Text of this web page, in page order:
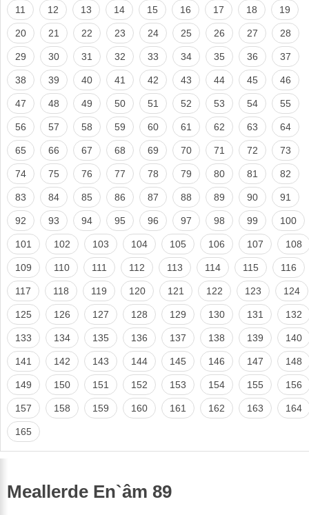
11 12 13 14 15 16 17 18 19
20 21 22 23 24 25 26 27 28
29 30 31 32 33 34 35 36 37
38 39 40 41 42 43 44 45 46
47 48 49 50 51 52 53 54 55
56 57 58 59 60 61 62 63 64
65 66 67 68 69 70 71 72 73
74 75 76 77 78 79 80 81 82
83 84 85 86 87 88 89 90 91
92 93 94 95 96 97 98 99 100
101 102 103 104 105 106 107 108
109 110 111 112 113 114 115 116
117 118 119 120 121 122 123 124
125 126 127 128 129 130 131 132
133 134 135 136 137 138 139 140
141 142 143 144 145 146 147 148
149 150 151 152 153 154 155 156
157 158 159 160 161 162 163 164
165
Meallerde En`âm 89